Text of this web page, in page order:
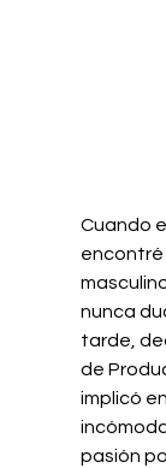
Cuando
encontré
nunca
tarde,
de
implicó
pasión